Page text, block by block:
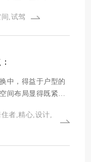
去给人送家具，家
几款车，最后还是
，当然最重要的是
所以MPV一直都在
多品牌，价格和配
,试驾
中，得益于户型的
间布局显得既紧凑
置：一张设计简洁
房间的中心位置，
者,精心,设计,